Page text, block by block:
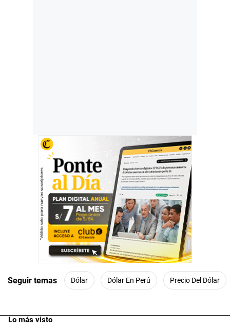
Seguir temas Dólar Dólar En Perú Precio Del Dólar
Lo más visto